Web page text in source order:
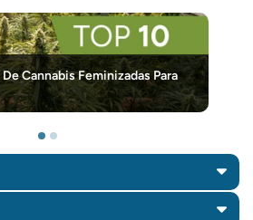
Cannabis Feminizadas Para